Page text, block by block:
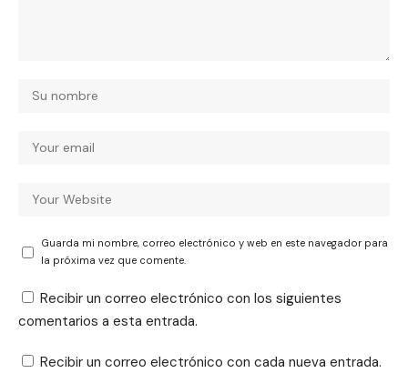
Guarda mi nombre, correo electrónico y web en este navegador para
la próxima vez que comente.
Recibir un correo electrónico con los siguientes
comentarios a esta entrada.
Recibir un correo electrónico con cada nueva entrada.